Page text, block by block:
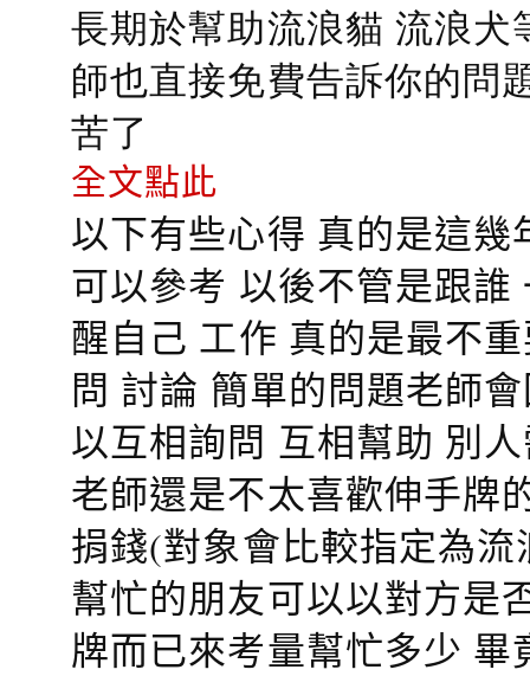
長期於幫助流浪貓 流浪
師也直接免費告訴你的問
苦了
全文點此
以下有些心得 真的是這
可以參考 以後不管是跟
醒自己 工作 真的是最不
問 討論 簡單的問題老師
以互相詢問 互相幫助 別
老師還是不太喜歡伸手牌
捐錢(對象會比較指定為
幫忙的朋友可以以對方是
牌而已來考量幫忙多少